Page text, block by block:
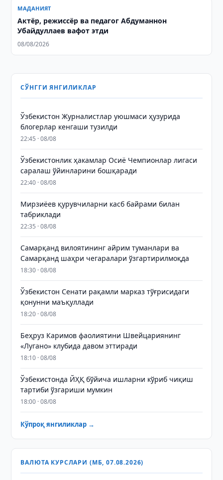
МАДАНИЯТ
Актёр, режиссёр ва педагог Абдуманнон
Убайдуллаев вафот этди
08/08/2026
СЎНГГИ ЯНГИЛИКЛАР
Ўзбекистон Журналистлар уюшмаси ҳузурида
блогерлар кенгаши тузилди
22:45 · 08/08
Ўзбекистонлик ҳакамлар Осиё Чемпионлар лигаси
саралаш ўйинларини бошқаради
22:40 · 08/08
Мирзиёев қурувчиларни касб байрами билан
табриклади
22:35 · 08/08
Самарқанд вилоятининг айрим туманлари ва
Самарқанд шаҳри чегаралари ўзгартирилмоқда
18:30 · 08/08
Ўзбекистон Сенати рақамли марказ тўғрисидаги
қонунни маъқуллади
18:20 · 08/08
Беҳруз Каримов фаолиятини Швейцариянинг
«Лугано» клубида давом эттиради
18:10 · 08/08
Ўзбекистонда ЙҲҚ бўйича ишларни кўриб чиқиш
тартиби ўзгариши мумкин
18:00 · 08/08
Кўпроқ янгиликлар →
ВАЛЮТА КУРСЛАРИ (МБ, 07.08.2026)